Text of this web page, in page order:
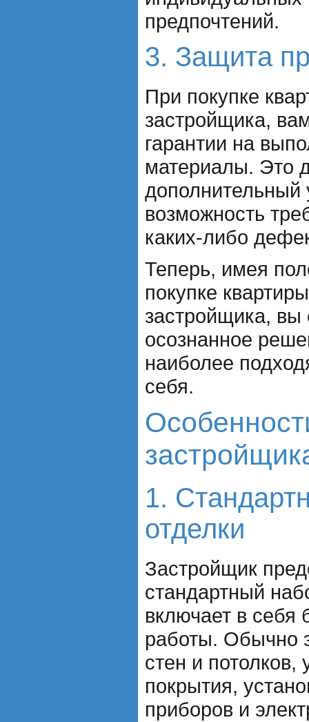
предпочтений.
3. Защита
При покупке
застройщика,
гарантии на
материалы. Это
возможность
каких-либо
Теперь, имея
покупке
застройщика, вы
осознанное
наиболее
себя.
1.
отделки
Застройщик
стандартный
включает в себя
работы. Обычно
стен и потолков,
покрытия,
приборов и